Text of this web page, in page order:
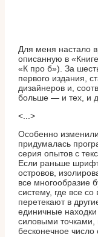
Для меня настало
описанную в
«К про б»). За
первого издания,
дизайнеров и,
больше — и тех, и
<...>
Особенно
придумалась
серия опытов с
Если раньше
островов,
все многообразие
систему, где все
перетекают в
единичные
силовыми
бесконечное